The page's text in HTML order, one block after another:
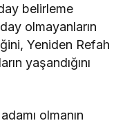
belirleme
olmayanların
Yeniden Refah
yaşandığını
olmanın